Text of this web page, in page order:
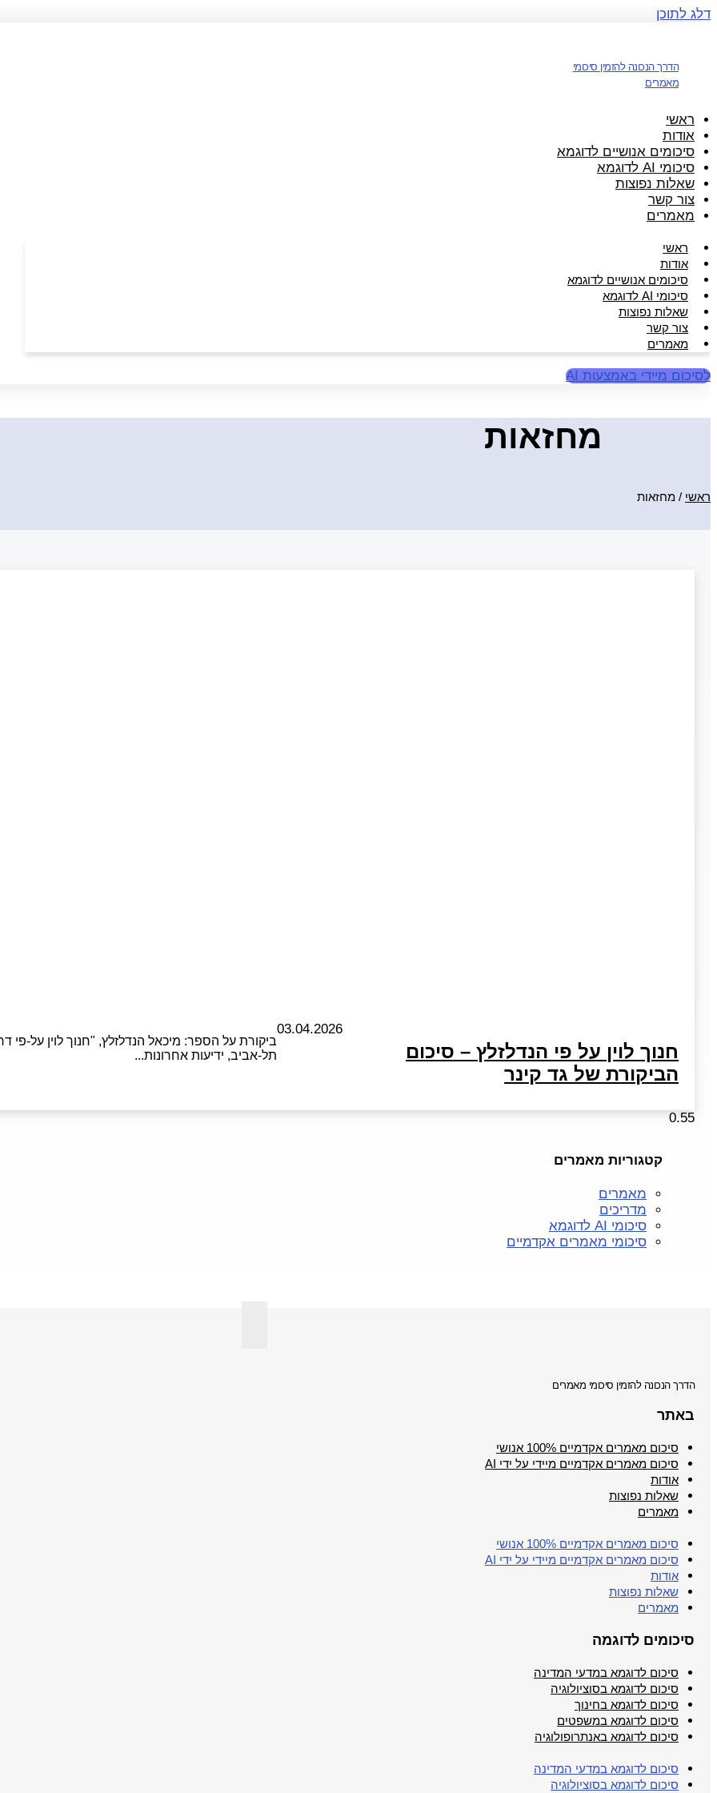
דלג לתוכן
הדרך הנכונה להזמין סיכומי
מאמרים
ראשי
אודות
סיכומים אנושיים לדוגמא
סיכומי AI לדוגמא
שאלות נפוצות
צור קשר
מאמרים
ראשי
אודות
סיכומים אנושיים לדוגמא
סיכומי AI לדוגמא
שאלות נפוצות
צור קשר
מאמרים
לסיכום מיידי באמצעות AI
מחזאות
ראשי / מחזאות
חנוך לוין על פי הנדלזלץ – סיכום
הביקורת של גד קינר
03.04.2026
ביקורת על הספר: מיכאל הנדלזלץ, "חנוך לוין על-פי
תל-אביב, ידיעות אחרונות
קטגוריות מאמרים
מאמרים
מדריכים
סיכומי AI לדוגמא
סיכומי מאמרים אקדמיים
הדרך הנכונה להזמין סיכומי מאמרים
באתר
סיכום מאמרים אקדמיים 100% אנושי
סיכום מאמרים אקדמיים מיידי על ידי AI
אודות
שאלות נפוצות
מאמרים
סיכום מאמרים אקדמיים 100% אנושי
סיכום מאמרים אקדמיים מיידי על ידי AI
אודות
שאלות נפוצות
מאמרים
סיכומים לדוגמה
סיכום לדוגמא במדעי המדינה
סיכום לדוגמא בסוציולוגיה
סיכום לדוגמא בחינוך
סיכום לדוגמא במשפטים
סיכום לדוגמא באנתרופולוגיה
סיכום לדוגמא במדעי המדינה
סיכום לדוגמא בסוציולוגיה